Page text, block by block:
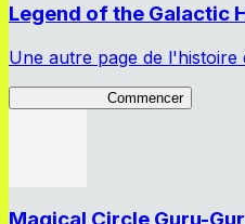
Legend of the Galactic
Une autre page de l'histoire
Commencer